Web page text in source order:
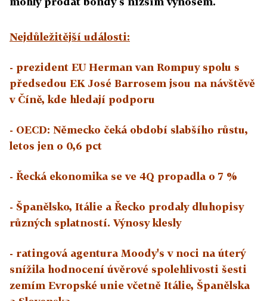
Nejdůležitější události:
- prezident EU Herman van Rompuy spolu s
předsedou EK José Barrosem jsou na návštěvě
v Číně, kde hledají podporu
- OECD: Německo čeká období slabšího růstu,
letos jen o 0,6 pct
- Řecká ekonomika se ve 4Q propadla o 7 %
- Španělsko, Itálie a Řecko prodaly dluhopisy
různých splatností. Výnosy klesly
- ratingová agentura Moody's v noci na úterý
snížila hodnocení úvěrové spolehlivosti šesti
zemím Evropské unie včetně Itálie, Španělska